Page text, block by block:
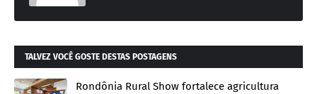
TALVEZ VOCÊ GOSTE DESTAS POSTAGENS
Rondônia Rural Show fortalece agricultura